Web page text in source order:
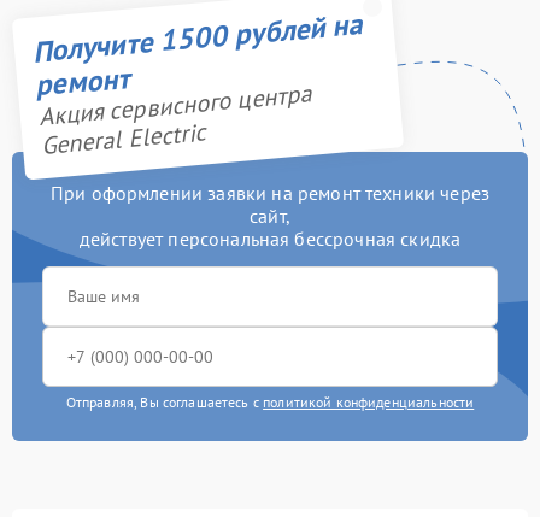
Получите 1500 рублей на
ремонт
Акция сервисного центра
General Electric
При оформлении заявки на ремонт техники через
сайт,
действует персональная бессрочная скидка
Отправляя, Вы соглашаетесь с политикой конфиденциальности